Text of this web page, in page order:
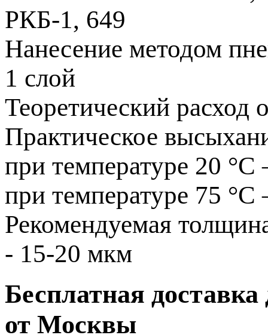
РКБ-1, 649
Нанесение методом
1 слой
Теоретический расход
Практическое
при температуре 20 °С
при температуре 75 °С
Рекомендуемая
- 15-20 мкм
Бесплатная доставка
от Москвы